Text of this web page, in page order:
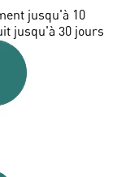
jusqu'à 10
jusqu'à 30 jours